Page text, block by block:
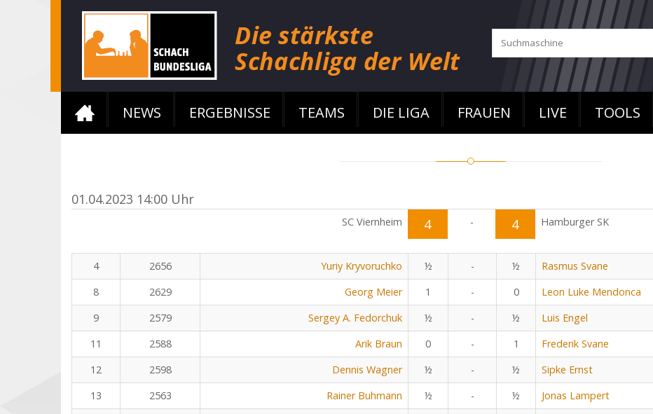
NEWS ERGEBNISSE TEAMS DIE LIGA FRAUEN LIVE TOOLS
01.04.2023 14:00 Uhr
SC Viernheim 4 - 4 Hamburger SK
4 2656 Yuriy Kryvoruchko ½ - ½ Rasmus Svane
8
2629 Georg Meier 1 - 0 Leon Luke Mendonca
9
2579 Sergey A. Fedorchuk ½ - ½ Luis Engel
11
2588 Arik Braun 0 - 1 Frederik Svane
12
2598 Dennis Wagner ½ - ½ Sipke Ernst
13
2563 Rainer Buhmann ½ - ½ Jonas Lampert